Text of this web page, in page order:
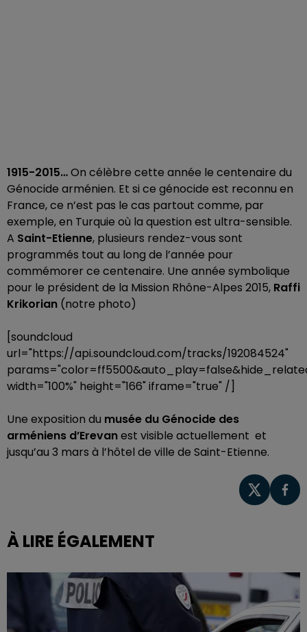
1915-2015…On célèbre cette année le centenaire du
Génocide arménien. Et si ce génocide est reconnu en
France, ce n’est pas le cas partout comme, par
exemple, en Turquie où la question est ultra-sensible.
A Saint-Etienne, plusieurs rendez-vous sont
programmés tout au long de l’année pour
commémorer ce centenaire. Une année symbolique
pour le président de la Mission Rhône-Alpes 2015, Raffi
Krikorian (notre photo)
[soundcloud
url="https://api.soundcloud.com/tracks/192084524"
width="100%" height="166" iframe="true" /]
Une exposition du musée du Génocide des
arméniens d’Erevanest visible actuellement et
jusqu’au 3 mars à l’hôtel de ville de Saint-Etienne.
À LIRE ÉGALEMENT